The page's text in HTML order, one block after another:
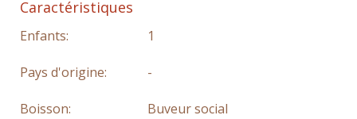
Caractéristiques
Enfants: 1
Pays d'origine: -
Boisson: Buveur social